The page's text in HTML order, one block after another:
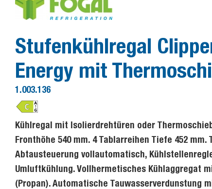
Stufenkühlregal
Energy mit
1.003.136
Kühlregal mit Isolierdrehtüren oder
Fronthöhe 540 mm. 4 Tablarreihen Tiefe 452
Abtausteuerung vollautomatisch,
Umluftkühlung. Vollhermetisches Kühlaggregat
(Propan). Automatische Tauwasserverdunstung